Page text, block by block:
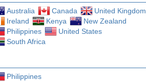
Australia Canada
United Kingdom
Ireland
Kenya
New Zealand
Philippines
United States
South Africa
Philippines